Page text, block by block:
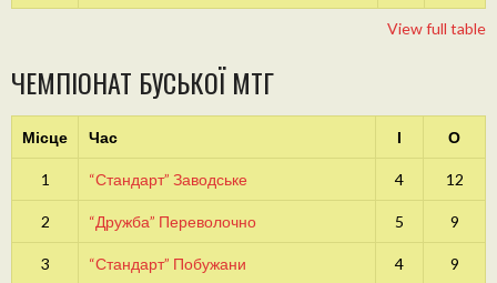
View full table
ЧЕМПІОНАТ БУСЬКОЇ МТГ
Місце Час І О
1 “Стандарт” Заводське 4 12
2 “Дружба” Переволочно 5 9
3 “Стандарт” Побужани 4 9